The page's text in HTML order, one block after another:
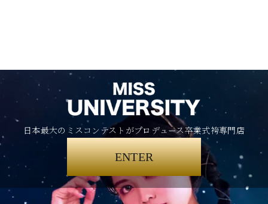
日本最大のミスコンテストがプロデュース卒業式袴専門店
ENTER